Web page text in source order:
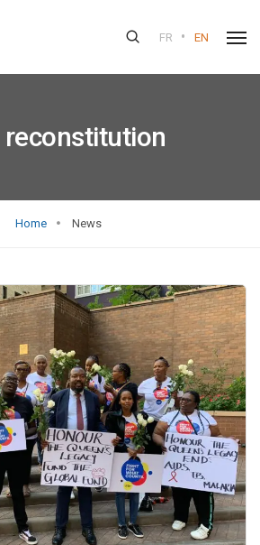
FR • EN
reconstitution
Home News